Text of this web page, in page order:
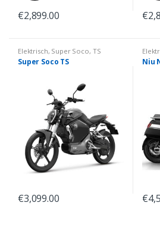
€2,899.00 €
Elektrisch, Super Soco, TS
Super Soco TS
€3,099.00
Niu
€